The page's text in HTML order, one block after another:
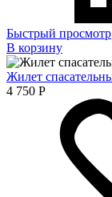
Быстрый просмотр
В корзину
Жилет
4 750 Р